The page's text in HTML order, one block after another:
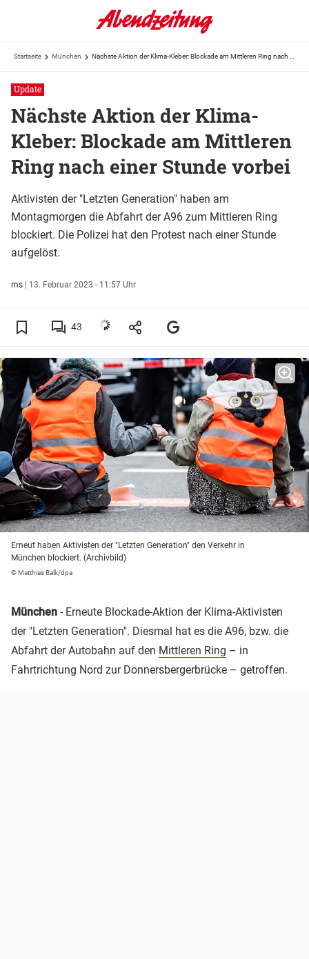
Startseite München
Update
Nächste Aktion der Klima-
Kleber: Blockade am Mittleren
Ring nach einer Stunde vorbei
Aktivisten der "Letzten Generation" haben am
Montagmorgen die Abfahrt der A96 zum Mittleren Ring
blockiert. Die Polizei hat den Protest nach einer Stunde
aufgelöst.
ms 13. Februar 2023 - 11:57 Uhr
43
Erneut haben Aktivisten der "Letzten Generation" den Verkehr in
München blockiert. (Archivbild)
© Matthias Balk/dpa
München - Erneute Blockade-Aktion der Klima-Aktivisten
der "Letzten Generation". Diesmal hat es die A96, bzw. die
Abfahrt der Autobahn auf den Mittleren Ring – in
Fahrtrichtung Nord zur Donnersbergerbrücke – getroffen.